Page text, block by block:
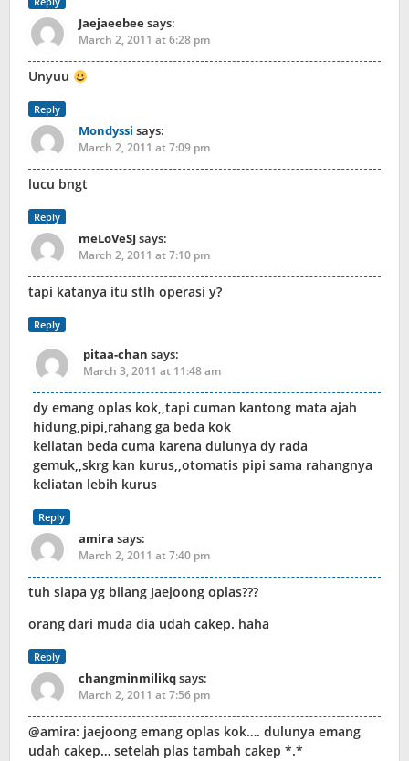
Jaejaeebeesays:
March 2, 2011 at 6:28 pm
Unyuu
Reply
Mondyssi says:
March 2, 2011 at 7:09 pm
lucu bngt
Reply
meLoVeSJsays:
March 2, 2011 at 7:10 pm
tapi katanya itu stlh operasi y?
Reply
pitaa-chan says:
March 3, 2011 at 11:48 am
dy emang oplas kok,,tapi cuman kantong mata ajah
hidung,pipi,rahang ga beda kok
keliatan beda cuma karena dulunya dy rada
gemuk,,skrg kan kurus,,otomatis pipi sama rahangnya
keliatan lebih kurus
Reply
amira says:
March 2, 2011 at 7:40 pm
tuh siapa yg bilang Jaejoong oplas???
orang dari muda dia udah cakep. haha
Reply
changminmilikqsays:
March 2, 2011 at 7:56 pm
@amira: jaejoong emang oplas kok…. dulunya emang
udah cakep… setelah plas tambah cakep *.*